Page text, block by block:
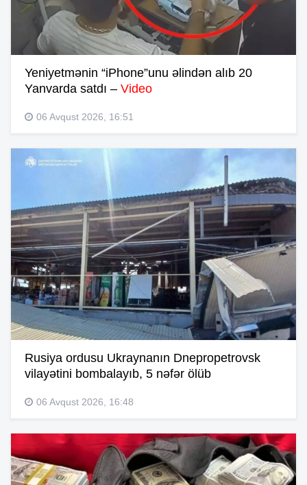
Yeniyetmənin “iPhone”unu əlindən alıb 20
Yanvarda satdı – Video
06 Avqust 2026, 16:51
Rusiya ordusu Ukraynanın Dnepropetrovsk
vilayətini bombalayıb, 5 nəfər ölüb
06 Avqust 2026, 16:48